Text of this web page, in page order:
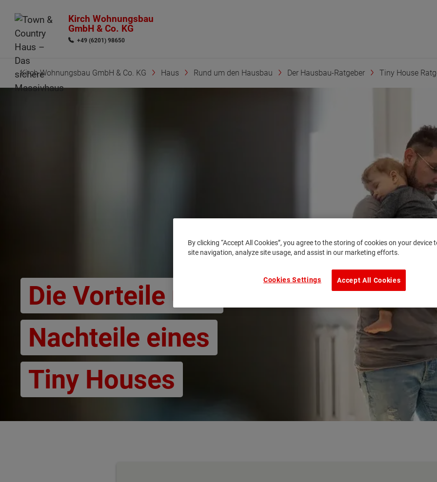
Kirch Wohnungsbau
GmbH & Co. KG
+49 (6201) 98650
Kirch Wohnungsbau GmbH & Co. KG Haus Rund um den Hausbau Der Hausbau-Ratgeber Tiny House
Die Vorteile und
Nachteile eines
Tiny Houses
By clicking “Accept All Cookies”, you agree to the storing of cookies on your device
site navigation, analyze site usage, and assist in our marketing efforts.
Accept All Cookies
Cookies Settings